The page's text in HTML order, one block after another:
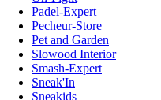
Padel-Expert
Pecheur-Store
Pet and Garden
Slowood Interior
Smash-Expert
Sneak'In
Sneakids